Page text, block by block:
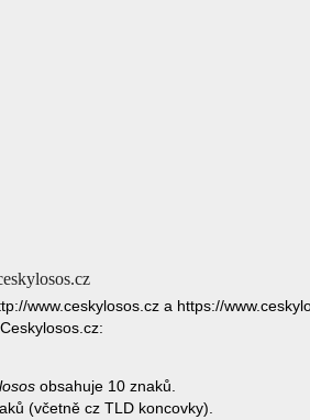
www.ceskylosos.cz a https://
obsahuje 10 znaků.
(včetně cz TLD koncovky).